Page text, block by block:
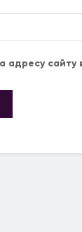
адресу сайту